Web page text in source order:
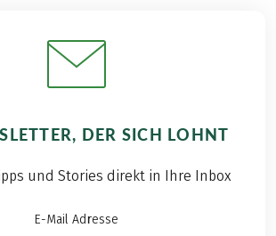
DER SICH LOHNT
und Stories direkt in Ihre Inbox
E-Mail Adresse